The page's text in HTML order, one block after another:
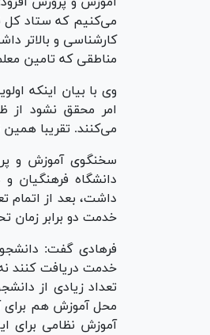
می‌کنیم که ستاد کل
کارشناسی و بالاتر
مناطقی که تامین
وی با بیان اینکه
می‌کنند. تقریبا
سخنگوی آموزش و
دانشگاه فرهنگیان
داشت، بعد از اتمام
خدمت دو برابر زمان
فرهادی گفت:
خدمت دریافت کنند
تعداد زیادی از
آموزش نظامی برای